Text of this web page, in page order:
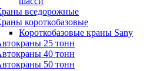
вседорожные
короткобазовые
Короткобазовые краны Sany
25 тонн
40 тонн
50 тонн